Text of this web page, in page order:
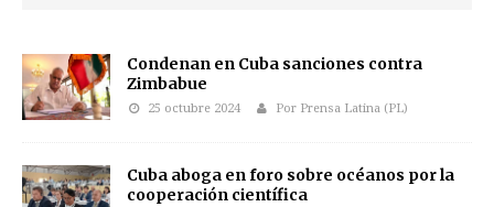
Condenan en Cuba sanciones contra
Zimbabue
25 octubre 2024 Por Prensa Latina (PL)
Cuba aboga en foro sobre océanos por la
cooperación científica